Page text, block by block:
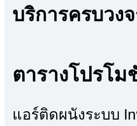
บริการครบวง
ตารางโปรโ
แอร์ติดผนังระบบ